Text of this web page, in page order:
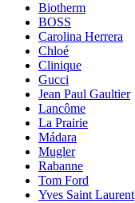
Biotherm
BOSS
Carolina Herrera
Chloé
Clinique
Gucci
Jean Paul Gaultier
Lancôme
La Prairie
Mádara
Mugler
Rabanne
Tom Ford
Yves Saint Laurent